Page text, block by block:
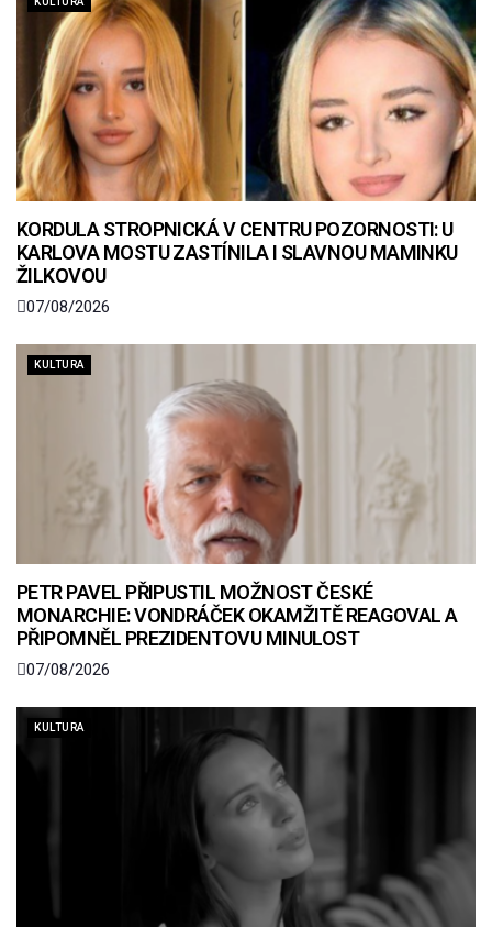
KORDULA STROPNICKÁ V CENTRU POZORNOSTI: U
KARLOVA MOSTU ZASTÍNILA I SLAVNOU MAMINKU
ŽILKOVOU
07/08/2026
KULTURA
PETR PAVEL PŘIPUSTIL MOŽNOST ČESKÉ
MONARCHIE: VONDRÁČEK OKAMŽITĚ REAGOVAL A
PŘIPOMNĚL PREZIDENTOVU MINULOST
07/08/2026
KULTURA